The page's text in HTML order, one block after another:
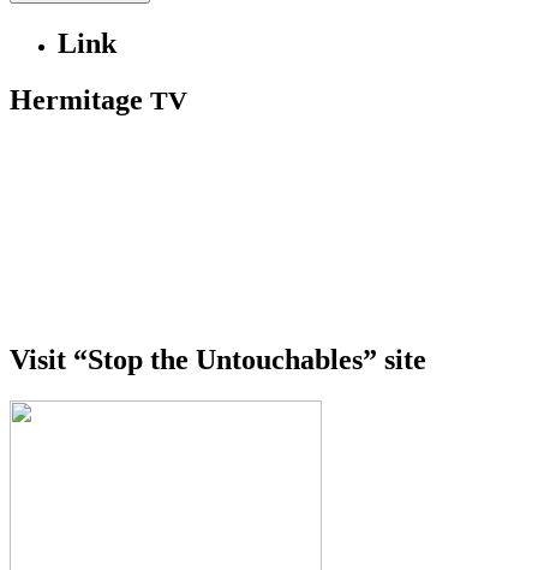
Link
Hermitage TV
Visit “Stop the Untouchables” site